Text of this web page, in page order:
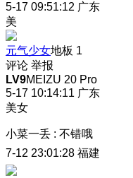
5-17 09:51:12 广东
美
元气少女地板 1
评论 举报
LV9MEIZU 20 Pro
5-17 10:14:11 广东
美女
小菜一丢 : 不错哦
7-12 23:01:28 福建